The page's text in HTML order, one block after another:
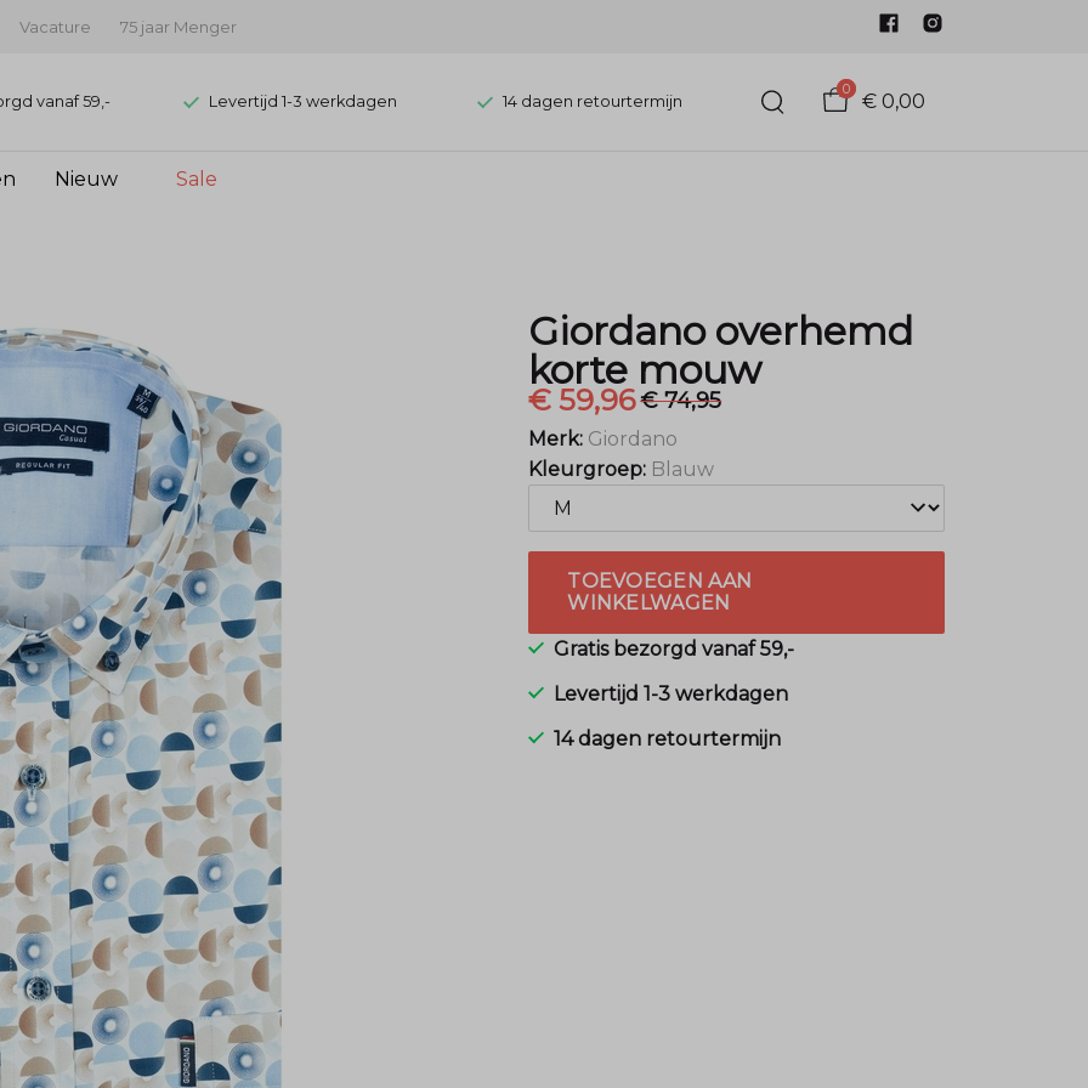
Vacature 75 jaar Menger
vanaf 59,- Levertijd 1-3 werkdagen 14 dagen retourtermijn
0
€ 0,00
Nieuw Sale
Giordano overhemd
korte mouw
€ 59,96€ 74,95
Merk: Giordano
Kleurgroep: Blauw
TOEVOEGEN AAN
WINKELWAGEN
Gratis bezorgd vanaf 59,-
Levertijd 1-3 werkdagen
14 dagen retourtermijn